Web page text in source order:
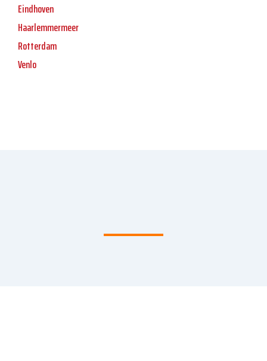
Eindhoven
Haarlemmermeer
Rotterdam
Venlo